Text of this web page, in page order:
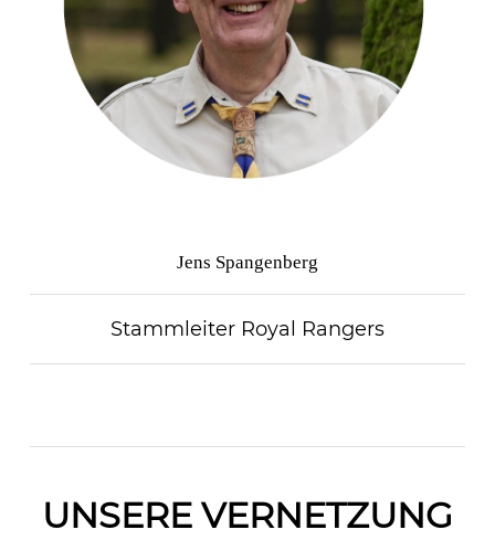
Jens Spangenberg
Stammleiter Royal Rangers
UNSERE VERNETZUNG